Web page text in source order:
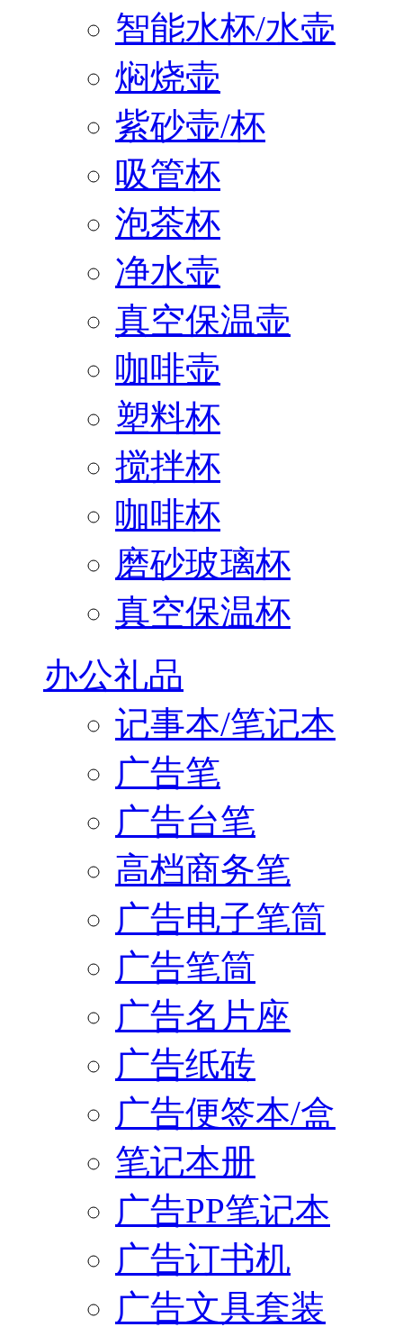
智能水杯/水壶
焖烧壶
紫砂壶/杯
吸管杯
泡茶杯
净水壶
真空保温壶
咖啡壶
塑料杯
搅拌杯
咖啡杯
磨砂玻璃杯
真空保温杯
办公礼品
记事本/笔记本
广告笔
广告台笔
高档商务笔
广告电子笔筒
广告笔筒
广告名片座
广告纸砖
广告便签本/盒
笔记本册
广告PP笔记本
广告订书机
广告文具套装